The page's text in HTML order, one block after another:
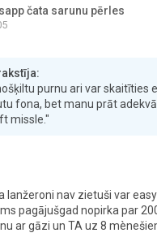
čata sarunu pērles
purnu ari var skaitīties
fona, bet manu prāt
missle."
lanžeroni nav zietuši var
pagājušgad nopirka par
ar gāzi un TA uz 8